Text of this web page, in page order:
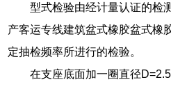
型式检验由经计量认证的检
产客运专线建筑盆式橡胶盆式橡
定抽检频率所进行的检验。
在支座底面加一圈直径